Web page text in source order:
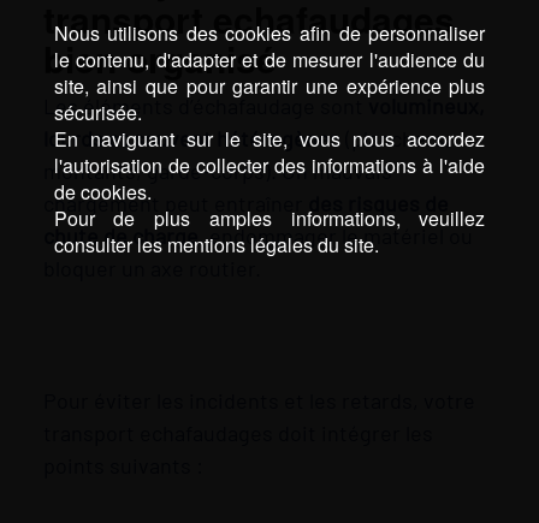
transport echafaudages
bien organisé
Les éléments d’échafaudage sontvolumineux,
lourds et souvent hétérogènes(planchers,
montants, garde‑corps). Un mauvais
chargement peut entraîner
chute de charge, endommager le matériel ou
Nous utilisons des cookies afin de personnaliser
le contenu, d'adapter et de mesurer l'audience du
site, ainsi que pour garantir une expérience plus
sécurisée.
En naviguant sur le site, vous nous accordez
l'autorisation de collecter des informations à l'aide
de cookies.
Pour de plus amples informations, veuillez
consulter les mentions légales du site.